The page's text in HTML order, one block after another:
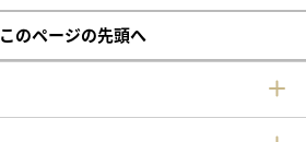
このページの先頭へ